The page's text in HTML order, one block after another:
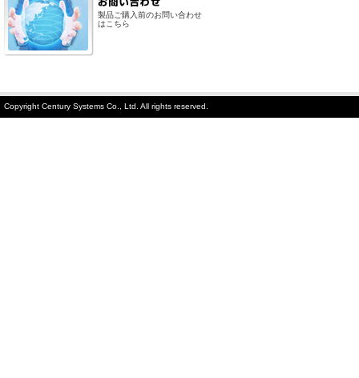
製品ご購入前のお問い合わせ
はこちら
Copyright Century Systems Co., Ltd. All rights reserved.